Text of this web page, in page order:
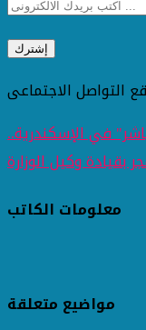
التواصل الاجتماعى
في الإسكندرية..
بقيادة وكيل الوزارة
معلومات الكاتب
مواضيع متعلقة